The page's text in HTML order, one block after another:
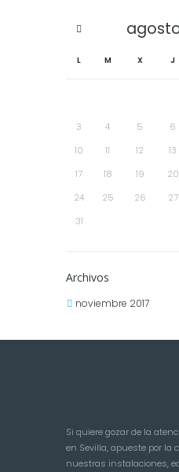
L M X J
3
4 5 6
10
11 12 13
17
18 19 20
24
25 26 27
31
Archivos
noviembre 2017
Si quiere gozar de la
en Sevilla, apueste por la
nuestras instalaciones,